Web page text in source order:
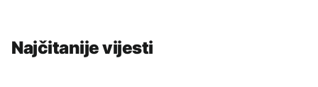
Najčitanije vijesti